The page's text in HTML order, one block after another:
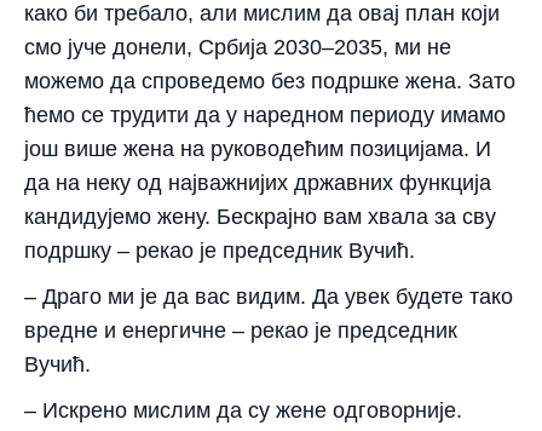
како би требало, али мислим да овај план који
смо јуче донели, Србија 2030–2035, ми не
можемо да спроведемо без подршке жена. Зато
ћемо се трудити да у наредном периоду имамо
још више жена на руководећим позицијама. И
да на неку од најважнијих државних функција
кандидујемо жену. Бескрајно вам хвала за сву
подршку – рекао је председник Вучић.
– Драго ми је да вас видим. Да увек будете тако
вредне и енергичне – рекао је председник
Вучић.
– Искрено мислим да су жене одговорније.